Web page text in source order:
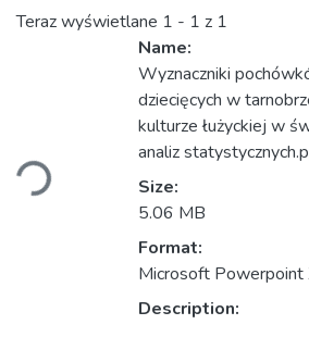
Teraz wyświetlane 1 - 1 z 1
Name:
Wyznaczniki
dziecięcych w
kulturze łużyckiej w
analiz
Size:
5.06 MB
Format:
Microsoft Powerpoint
Description: